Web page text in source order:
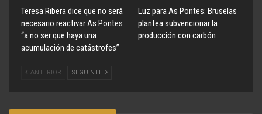
Teresa Ribera dice que no será
necesario reactivar As Pontes
“a no ser que haya una
acumulación de catástrofes”
Luz para As Pontes: Bruselas
plantea subvencionar la
producción con carbón
ANTERIOR SEGUINTE